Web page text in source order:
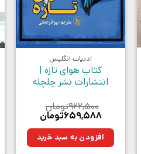
ادبیات انگلیس
کتاب هوای تازه |
انتشارات نشر چلچله
۹۲۲,۵۰۰تومان
قیمت
۹۲۲,۵۰۰تومان
بود.
۶۵۹,۵۸۸تومان
۶۵۹,۵۸۸تومان.افزودن به سبد خرید